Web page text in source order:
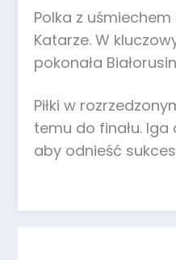
Polka z
Katarze. W
pokonała
Piłki w
temu do finału.
aby odnieść